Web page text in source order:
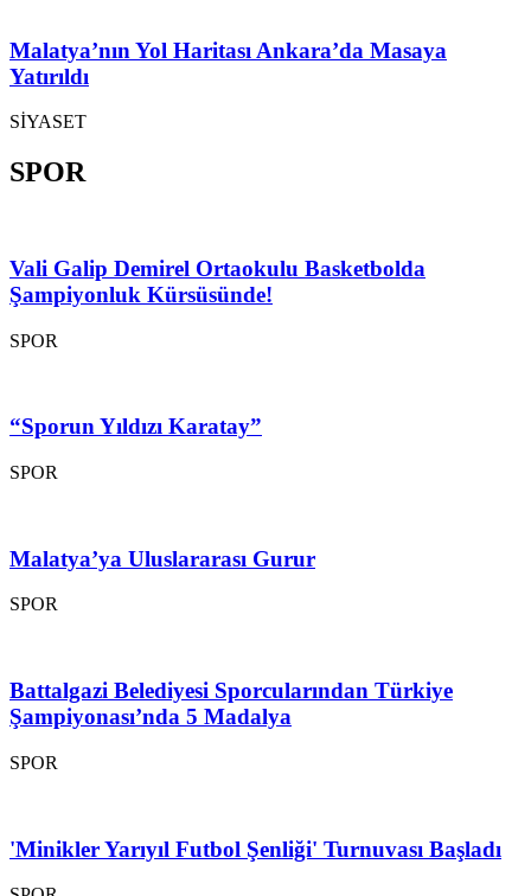
Malatya’nın Yol Haritası Ankara’da Masaya
Yatırıldı
SİYASET
SPOR
Vali Galip Demirel Ortaokulu Basketbolda
Şampiyonluk Kürsüsünde!
SPOR
“Sporun Yıldızı Karatay”
SPOR
Malatya’ya Uluslararası Gurur
SPOR
Battalgazi Belediyesi Sporcularından Türkiye
Şampiyonası’nda 5 Madalya
SPOR
'Minikler Yarıyıl Futbol Şenliği' Turnuvası Başladı